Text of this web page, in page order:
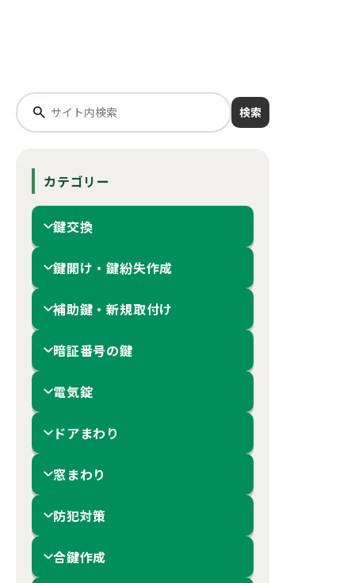
検索
カテゴリー
鍵交換
鍵開け・鍵紛失作成
補助鍵・新規取付け
暗証番号の鍵
電気錠
ドアまわり
窓まわり
防犯対策
合鍵作成